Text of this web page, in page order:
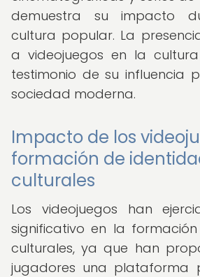
demuestra su impacto
cultura popular. La
a videojuegos en la
testimonio de su influencia
sociedad moderna.
Impacto de los
formación de
culturales
Los videojuegos han
significativo en la
culturales, ya que han
jugadores una plataforma